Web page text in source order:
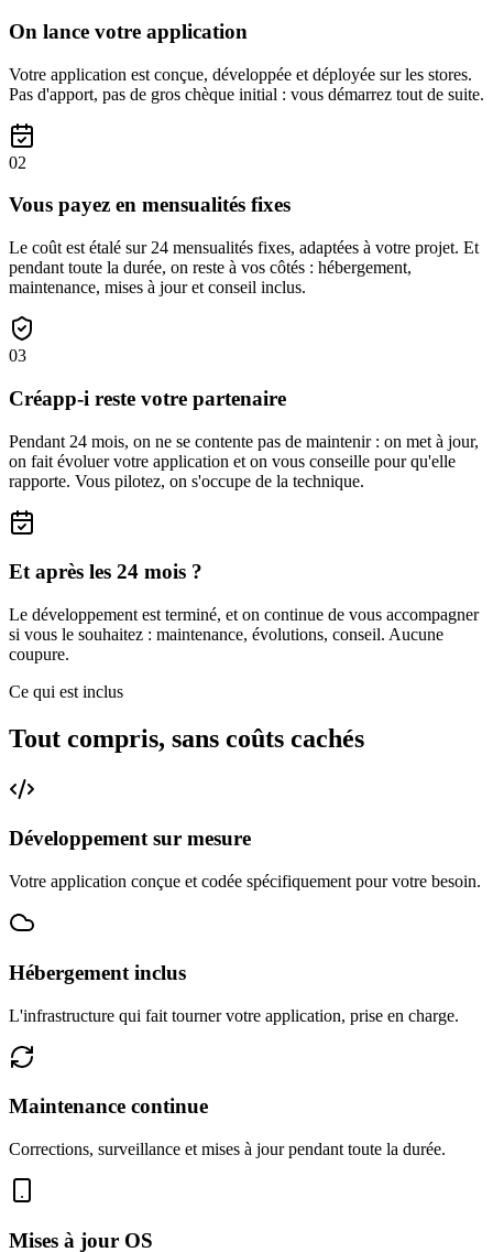
On lance votre application
Votre application est conçue, développée et déployée sur les stores.
Pas d'apport, pas de gros chèque initial : vous démarrez tout de suite.
02
Vous payez en mensualités fixes
Le coût est étalé sur 24 mensualités fixes, adaptées à votre projet. Et
pendant toute la durée, on reste à vos côtés : hébergement,
maintenance, mises à jour et conseil inclus.
03
Créapp-i reste votre partenaire
Pendant 24 mois, on ne se contente pas de maintenir : on met à jour,
on fait évoluer votre application et on vous conseille pour qu'elle
rapporte. Vous pilotez, on s'occupe de la technique.
Et après les 24 mois ?
Le développement est terminé, et on continue de vous accompagner
si vous le souhaitez : maintenance, évolutions, conseil. Aucune
coupure.
Ce qui est inclus
Tout compris, sans coûts cachés
Développement sur mesure
Votre application conçue et codée spécifiquement pour votre besoin.
Hébergement inclus
L'infrastructure qui fait tourner votre application, prise en charge.
Maintenance continue
Corrections, surveillance et mises à jour pendant toute la durée.
Mises à jour OS